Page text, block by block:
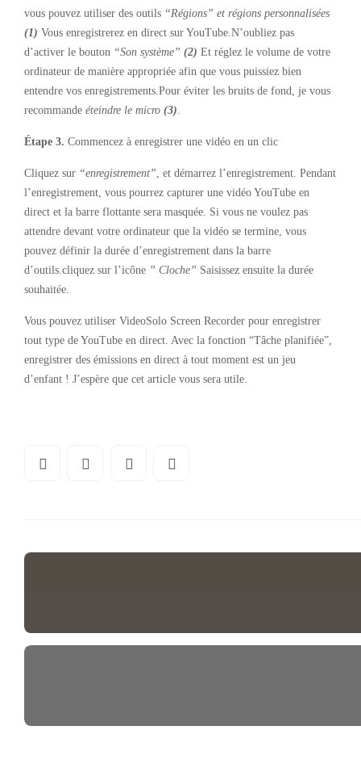
vous pouvez utiliser des outils “Régions” et régions personnalisées
(1) Vous enregistrerez en direct sur YouTube.N’oubliez pas
d’activer le bouton “Son système” (2) Et réglez le volume de votre
ordinateur de manière appropriée afin que vous puissiez bien
entendre vos enregistrements.Pour éviter les bruits de fond, je vous
recommande éteindre le micro (3).
Étape 3. Commencez à enregistrer une vidéo en un clic
Cliquez sur “enregistrement”, et démarrez l’enregistrement. Pendant
l’enregistrement, vous pourrez capturer une vidéo YouTube en
direct et la barre flottante sera masquée. Si vous ne voulez pas
attendre devant votre ordinateur que la vidéo se termine, vous
pouvez définir la durée d’enregistrement dans la barre
d’outils.cliquez sur l’icône ” Cloche” Saisissez ensuite la durée
souhaitée.
Vous pouvez utiliser VideoSolo Screen Recorder pour enregistrer
tout type de YouTube en direct. Avec la fonction “Tâche planifiée”,
enregistrer des émissions en direct à tout moment est un jeu
d’enfant ! J’espère que cet article vous sera utile.